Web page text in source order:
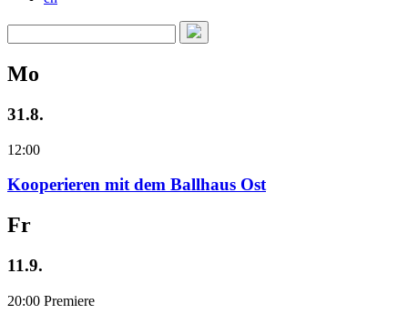
Mo
31.8.
12:00
Kooperieren mit dem Ballhaus Ost
Fr
11.9.
20:00 Premiere